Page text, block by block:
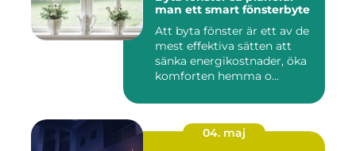
man ett smart fönsterbyte
Att byta fönster är ett av de
mest effektiva sätten att
sänka energikostnader, öka
komforten hemma o...
04. maj